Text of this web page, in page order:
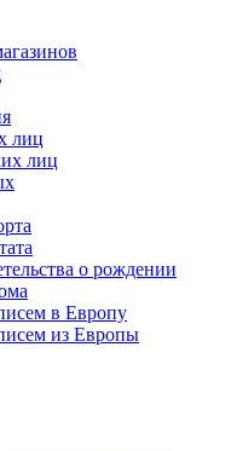
лиц
лиц
о рождении
в Европу
из Европы